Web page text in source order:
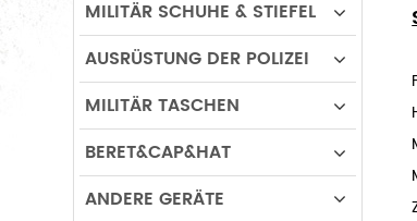
MILITÄR SCHUHE & STIEFEL
AUSRÜSTUNG DER POLIZEI
MILITÄR TASCHEN
BERET&CAP&HAT
ANDERE GERÄTE